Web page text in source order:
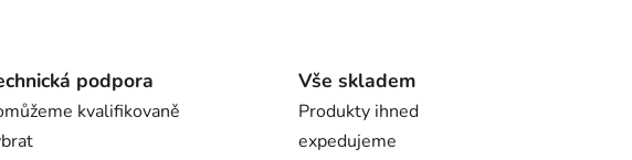
podpora
kvalifikovaně
Vše skladem
Produkty ihned
expedujeme